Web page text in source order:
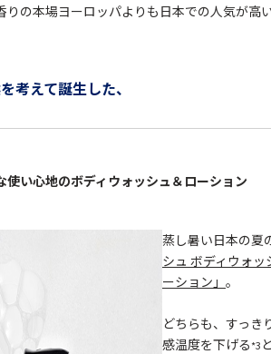
の本場ヨーロッパよりも日本での人気が高い
考えて誕生した、
使い心地のボディウォッシュ＆ローション
蒸し暑い日本の夏
シュ ボディウォッ
ーション」 。
どちらも、すっき
感温度を下げる*3